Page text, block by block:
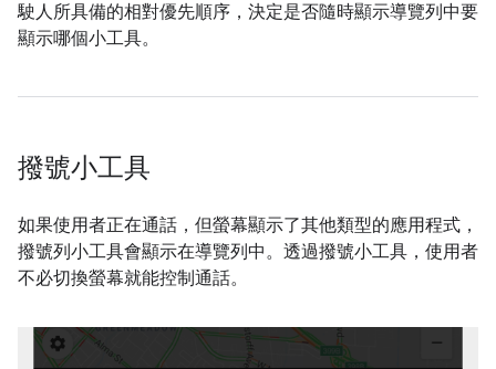
駛人所具備的相對優先順序，決定是否隨時顯示導覽列中要
顯示哪個小工具。
撥號小工具
如果使用者正在通話，但螢幕顯示了其他類型的應用程式，
撥號列小工具會顯示在導覽列中。透過撥號小工具，使用者
不必切換螢幕就能控制通話。